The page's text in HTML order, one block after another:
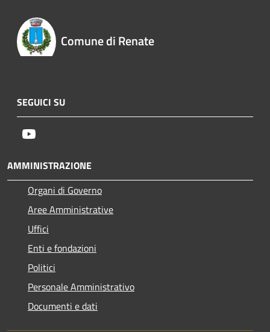
Comune di Renate
SEGUICI SU
AMMINISTRAZIONE
Organi di Governo
Aree Amministrative
Uffici
Enti e fondazioni
Politici
Personale Amministrativo
Documenti e dati